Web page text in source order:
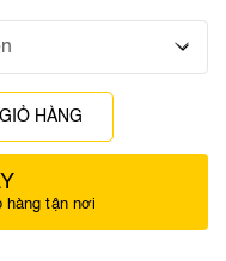
HÀNG
hàng tận nơi